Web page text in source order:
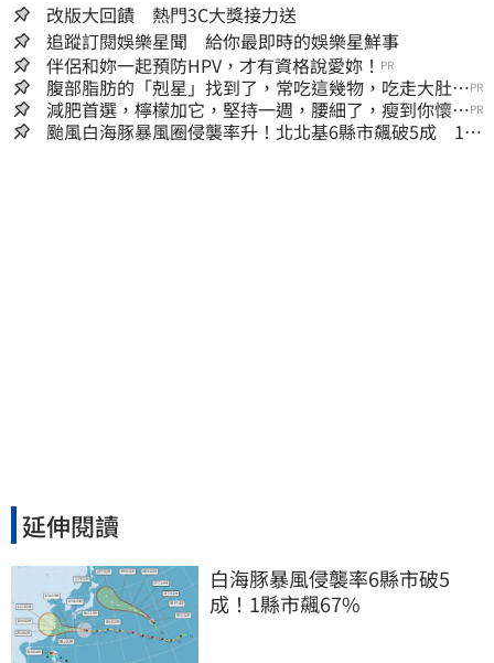
改版大回饋 熱門3C大獎接力送
追蹤訂閱娛樂星聞 給你最即時的娛樂星鮮事
伴侶和妳一起預防HPV，才有資格說愛妳！ PR
腹部脂肪的「剋星」找到了，常吃這幾物，吃走大肚
囊，瘦出小蠻腰
PR
減肥首選，檸檬加它，堅持一週，腰細了，瘦到你懷疑
人生
PR
颱風白海豚暴風圈侵襲率升！北北基6縣市飆破5成 1縣
延伸閱讀
白海豚暴風侵襲率6縣市破5
成！1縣市飆67%